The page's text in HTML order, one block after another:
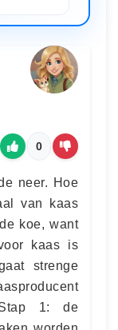
0
neer. Hoe
van kaas
koe, want
kaas is
strenge
1: de